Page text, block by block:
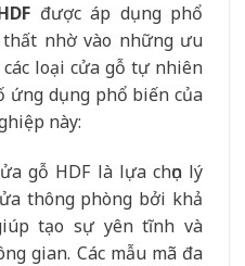
được áp dụng phổ
nhờ vào những ưu
loại cửa gỗ tự nhiên
ứng dụng phổ biến của
này:
gỗ HDF là lựa chọn lý
thông phòng bởi khả
tạo sự yên tĩnh và
gian. Các mẫu mã đa